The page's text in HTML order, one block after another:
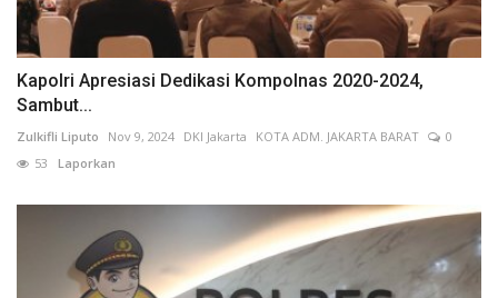
Kapolri Apresiasi Dedikasi Kompolnas 2020-2024,
Sambut...
Zulkifli Liputo Nov 9, 2024 DKI Jakarta KOTA ADM. JAKARTA BARAT
0
53 Laporkan